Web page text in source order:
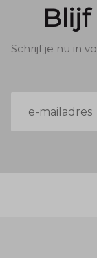
Schrijf je nu in
mailadres